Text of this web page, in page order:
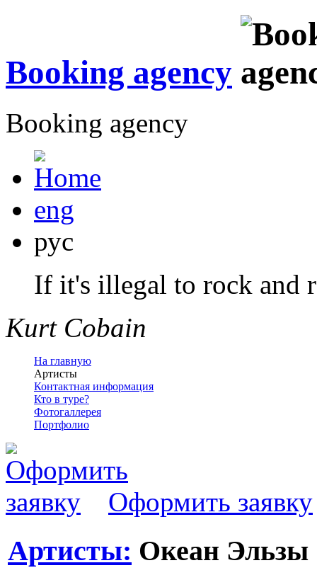
Booking agency
Booking agency
eng
рус
If it's illegal to rock and
Kurt Cobain
На главную
Артисты
Контактная информация
Кто в туре?
Фотогаллерея
Портфолио
Оформить заявку
Артисты: Океан Эльзы